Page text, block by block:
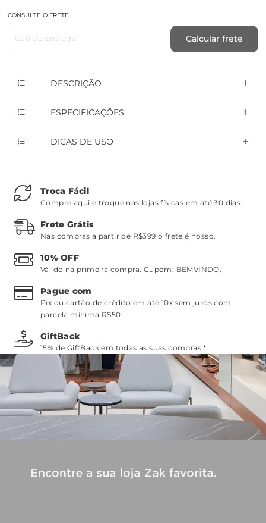
CONSULTE O FRETE
Cep de Entrega Calcular frete
DESCRIÇÃO
ESPECIFICAÇÕES
DICAS DE USO
Troca Fácil
Compre aqui e troque nas lojas físicas em até 30 dias.
Frete Grátis
Nas compras a partir de R$399 o frete é nosso.
10% OFF
Válido na primeira compra. Cupom: BEMVINDO.
Pague com
Pix ou cartão de crédito em até 10x sem juros com
parcela mínima R$50.
GiftBack
15% de GiftBack em todas as suas compras.*